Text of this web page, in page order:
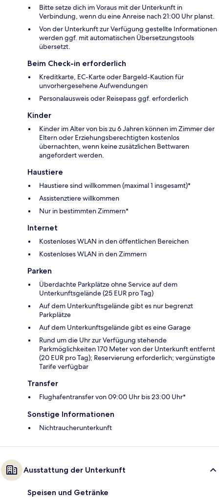
Bitte setze dich im Voraus mit der Unterkunft in
Verbindung, wenn du eine Anreise nach 21:00 Uhr planst.
Von der Unterkunft zur Verfügung gestellte Informationen
werden ggf. mit automatischen Übersetzungstools
übersetzt.
Beim Check-in erforderlich
Kreditkarte, EC-Karte oder Bargeld-Kaution für
unvorhergesehene Aufwendungen
Personalausweis oder Reisepass ggf. erforderlich
Kinder
Kinder im Alter von bis zu 6 Jahren können im Zimmer der
Eltern oder Erziehungsberechtigten kostenlos
übernachten, wenn keine zusätzlichen Bettwaren
angefordert werden.
Haustiere
Haustiere sind willkommen (maximal 1 insgesamt)*
Assistenztiere willkommen
Nur in bestimmten Zimmern*
Internet
Kostenloses WLAN in den öffentlichen Bereichen
Kostenloses WLAN in den Zimmern
Parken
Überdachte Parkplätze ohne Service auf dem
Unterkunftsgelände (25 EUR pro Tag)
Auf dem Unterkunftsgelände gibt es nur begrenzt
Parkplätze
Auf dem Unterkunftsgelände gibt es eine Garage
Rund um die Uhr zur Verfügung stehende
Parkmöglichkeiten 170 Meter von der Unterkunft entfernt
(20 EUR pro Tag); Reservierung erforderlich; vergünstigte
Tarife verfügbar
Transfer
Flughafentransfer von 09:00 Uhr bis 23:00 Uhr*
Sonstige Informationen
Nichtraucherunterkunft
Ausstattung der Unterkunft
Speisen und Getränke